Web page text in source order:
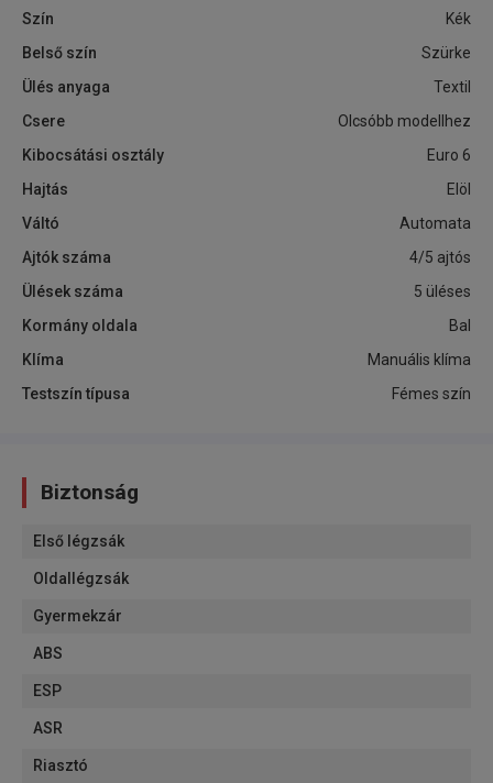
Szín
Kék
Belső szín
Szürke
Ülés anyaga
Textil
Csere
Olcsóbb modellhez
Kibocsátási osztály
Euro 6
Hajtás
Elöl
Váltó
Automata
Ajtók száma
4/5 ajtós
Ülések száma
5 üléses
Kormány oldala
Bal
Klíma
Manuális klíma
Testszín típusa
Fémes szín
Biztonság
Első légzsák
Oldallégzsák
Gyermekzár
ABS
ESP
ASR
Riasztó